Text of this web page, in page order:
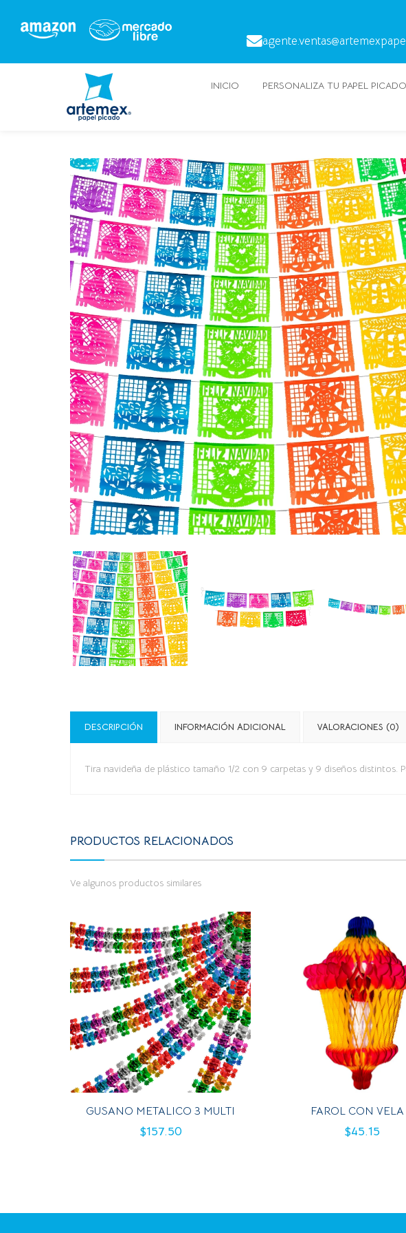
INICIO PERSONALIZA TU PAPEL PICADO
DESCRIPCIÓN INFORMACIÓN ADICIONAL VALORACIONES (0)
Tira navideña de plástico tamaño 1/2 con 9 carpetas y 9 diseños distintos.
PRODUCTOS RELACIONADOS
Ve algunos productos similares
GUSANO METALICO 3 MULTI
$157.50
FAROL CON VELA
$45.15